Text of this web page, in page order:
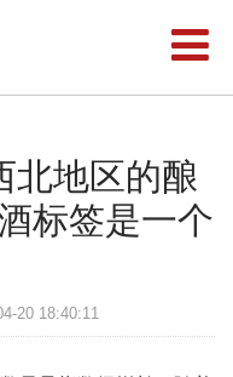
北地区的酿
标签是一个
20 18:40:11